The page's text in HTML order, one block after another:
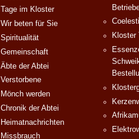
Tage im Kloster
Wir beten für Sie
Spiritualität
Gemeinschaft
Äbte der Abtei
Verstorbene
Mönch werden
Chronik der Abtei
Heimatnachrichten
Missbrauch
Kloster